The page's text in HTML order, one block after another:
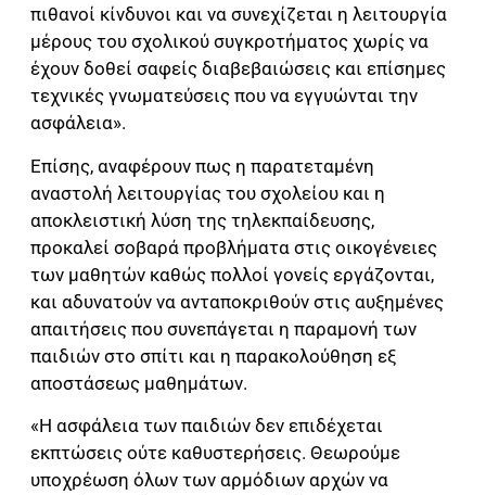
πιθανοί κίνδυνοι και να συνεχίζεται η λειτουργία
μέρους του σχολικού συγκροτήματος χωρίς να
έχουν δοθεί σαφείς διαβεβαιώσεις και επίσημες
τεχνικές γνωματεύσεις που να εγγυώνται την
ασφάλεια».
Επίσης, αναφέρουν πως η παρατεταμένη
αναστολή λειτουργίας του σχολείου και η
αποκλειστική λύση της τηλεκπαίδευσης,
προκαλεί σοβαρά προβλήματα στις οικογένειες
των μαθητών καθώς πολλοί γονείς εργάζονται,
και αδυνατούν να ανταποκριθούν στις αυξημένες
απαιτήσεις που συνεπάγεται η παραμονή των
παιδιών στο σπίτι και η παρακολούθηση εξ
αποστάσεως μαθημάτων.
«Η ασφάλεια των παιδιών δεν επιδέχεται
εκπτώσεις ούτε καθυστερήσεις. Θεωρούμε
υποχρέωση όλων των αρμόδιων αρχών να